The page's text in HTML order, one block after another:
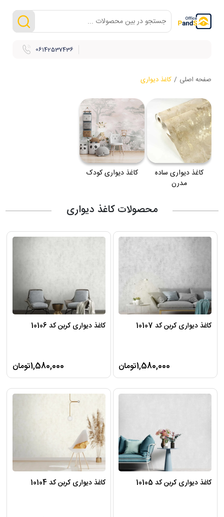
06142537436
صفحه اصلی / کاغذ دیواری
کاغذ دیواری ساده
مدرن
کاغذ دیواری کودک
محصولات کاغذ دیواری
کاغذ دیواری کربن کد 10107
1,580,000تومان
کاغذ دیواری کربن کد 10106
1,580,000تومان
کاغذ دیواری کربن کد 10105 کاغذ دیواری کربن کد 10104